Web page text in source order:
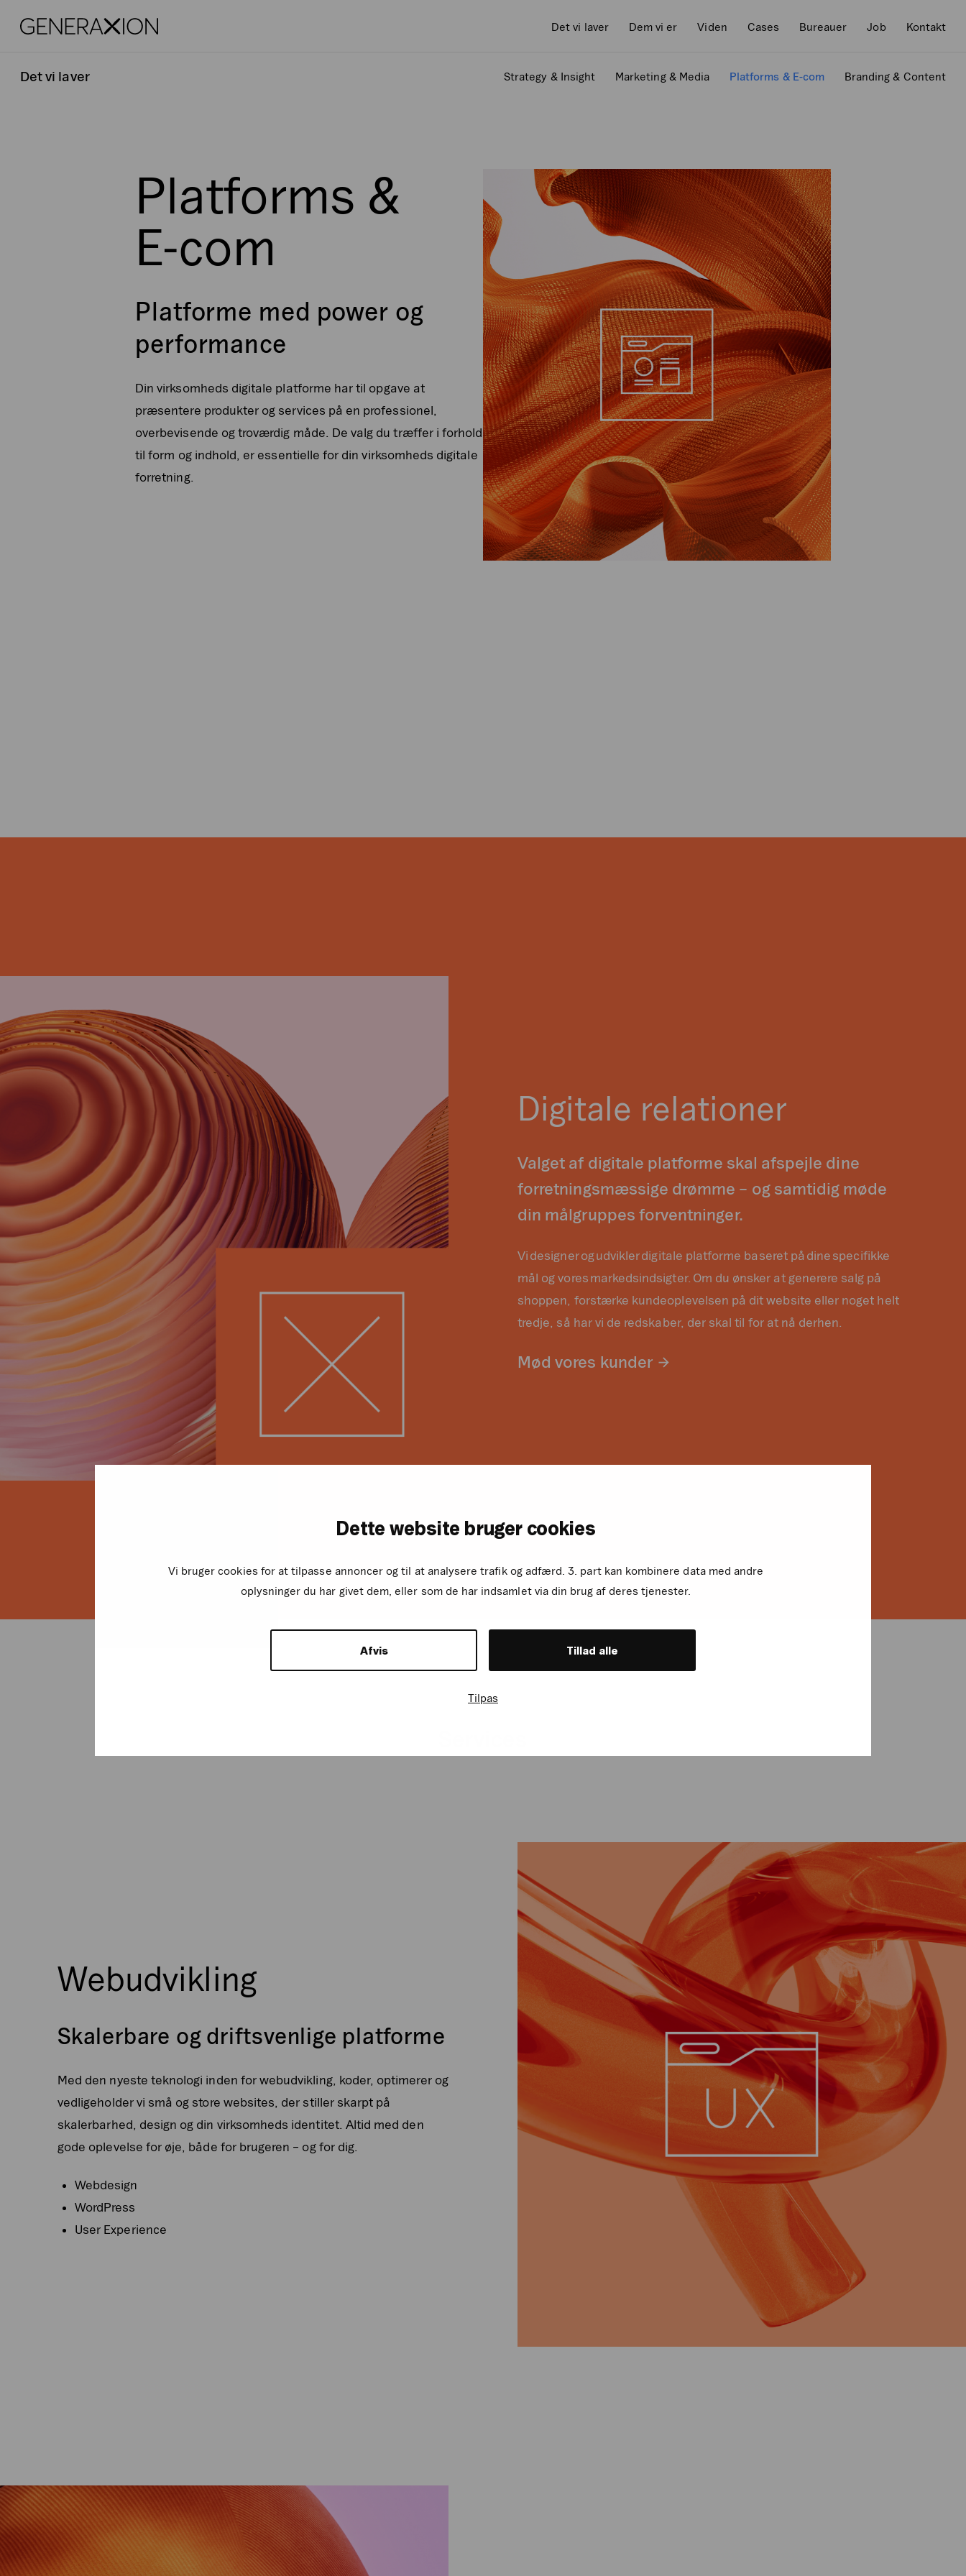
Dette website bruger cookies
Vi bruger cookies for at tilpasse annoncer og til at analysere trafik og adfærd. 3. part kan kombinere data med andre
oplysninger du har givet dem, eller som de har indsamlet via din brug af deres tjenester.
Afvis Tillad alle
Tilpas
Generaxion
Det vi laver Dem vi er Viden Cases Bureauer Job Kontakt
Det vi laver Strategy & Insight Marketing & Media Platforms & E-com Branding & Content
Platforms &
E-com
Platforme med power og
performance
Din virksomheds digitale platforme har til opgave at
præsentere produkter og services på en professionel,
overbevisende og troværdig måde. De valg du træffer i forhold
til form og indhold, er essentielle for din virksomheds digitale
forretning.
Digitale relationer
Valget af digitale platforme skal afspejle dine
forretningsmæssige drømme – og samtidig møde
din målgruppes forventninger.
Vi designer og udvikler digitale platforme baseret på dine specifikke
mål og vores markedsindsigter. Om du ønsker at generere salg på
shoppen, forstærke kundeoplevelsen på dit website eller noget helt
tredje, så har vi de redskaber, der skal til for at nå derhen.
Mød vores kunder
Webudvikling
Skalerbare og driftsvenlige platforme
Med den nyeste teknologi inden for webudvikling, koder, optimerer og
vedligeholder vi små og store websites, der stiller skarpt på
skalerbarhed, design og din virksomheds identitet. Altid med den
gode oplevelse for øje, både for brugeren – og for dig.
Webdesign
WordPress
User Experience